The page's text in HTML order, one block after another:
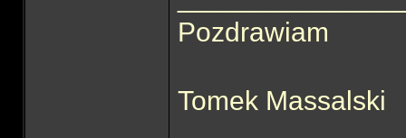
Pozdrawiam
Tomek Massalski